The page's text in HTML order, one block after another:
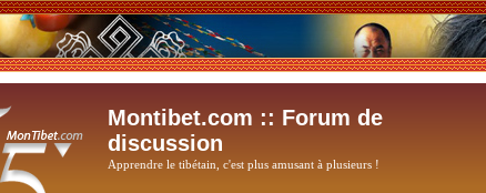
Montibet.com :: Forum de
discussion
Apprendre le tibétain, c'est plus amusant à plusieurs !